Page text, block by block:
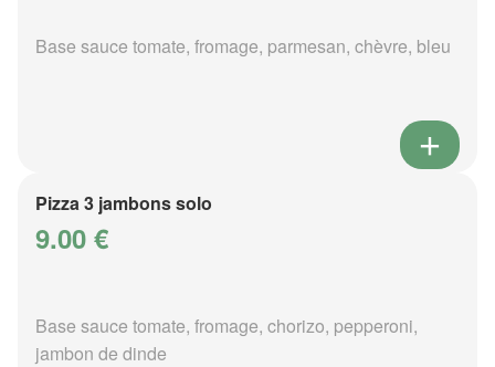
Base sauce tomate, fromage, parmesan, chèvre, bleu
Pizza 3 jambons solo
9.00 €
Base sauce tomate, fromage, chorizo, pepperoni,
jambon de dinde